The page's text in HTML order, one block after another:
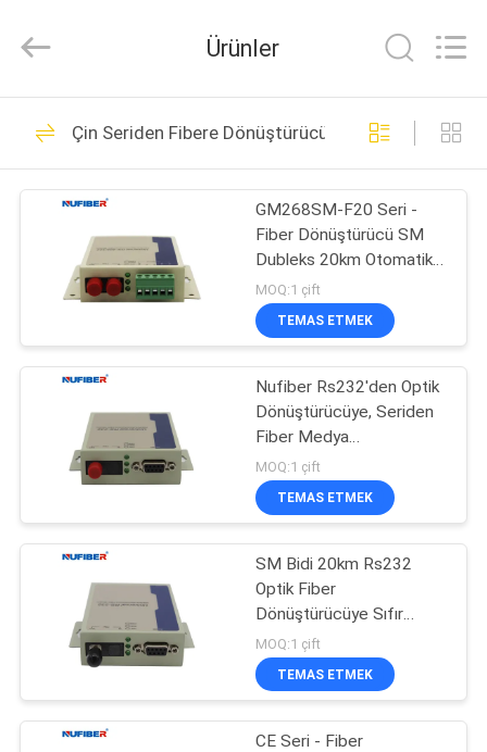
ÜRÜN:%
HAKKIMIZDA
FABRIKA
KALITE
BIZIMLE
ILETIŞIME
GEÇIN
HABERLER
Rights
by
100G QSFP28 Alıcı-
Verici
53
40G QSFP + Alıcı-
Verici
34
25G SFP28 Alıcı-
Verici
Ürünler
Çin Seriden Fibere Dönüştürücü
GM268SM-F20 Seri -
Fiber Dönüştürücü SM
Dubleks 20km Otomatik
Test Sinyal Hızı
MOQ:1 çift
TEMAS ETMEK
Nufiber Rs232'den Optik
Dönüştürücüye, Seriden
Fiber Medya
Dönüştürücüye
MOQ:1 çift
TEMAS ETMEK
SM Bidi 20km Rs232
Optik Fiber
Dönüştürücüye Sıfır
Gecikme Otomatik İletim
MOQ:1 çift
TEMAS ETMEK
CE Seri - Fiber